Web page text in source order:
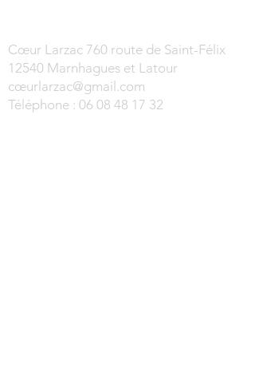
Cœur Larzac 760 route de Saint-Félix
12540 Marnhagues et Latour
cœur larzac@gmail.com
Téléphone : 06 08 48 17 32